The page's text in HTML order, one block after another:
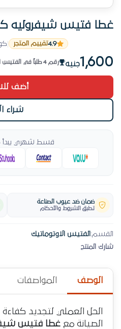
غطا فتيس شيفروليه
4.9تقييم المتجر
1,600جنيه
إرجاع مجاني خلال 14 يوم
رقم 4 طلباً في الفتيس الاوتوماتيك
تم طلب 15 مرة
منتج مفحوص قبل الشحن
المنتج ده يستاهل —
أضف
شراء
قسط شهري يبدأ
ضمان ضد عيوب الصناعة
تطبق الشروط والأحكام
القسم: الفتيس الاوتوماتيك
شارك المنتج
الوصف المواصفات
الحل العملي لتجديد
الصيانة مع غطا فتيس